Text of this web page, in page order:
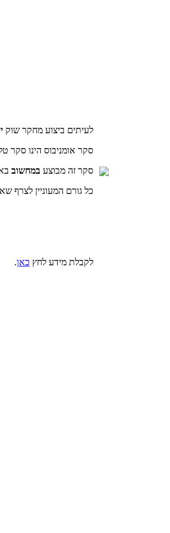
לעיתים ביצוע מחקר שוק
סקר אומניבוס הינו סקר טלפוני או אינטרנטי המבוצע בקרב
סקר זה מבוצע במחשוב
כל גורם המעוניין לצרף
לקבלת מידע לחץ כאן.